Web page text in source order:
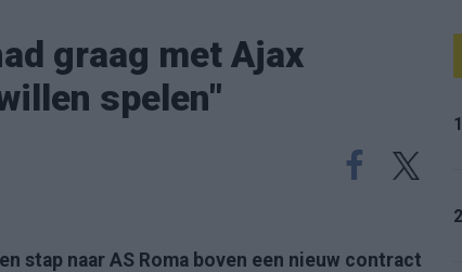
graag met Ajax
spelen"
stap naar AS Roma boven een nieuw contract